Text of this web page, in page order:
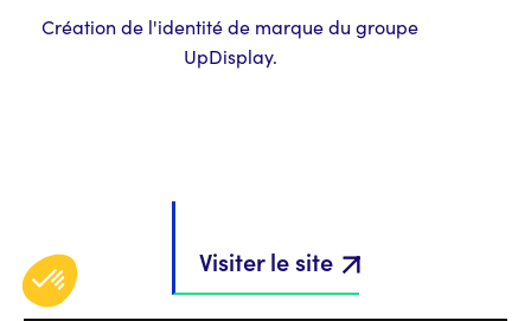
Création de l'identité de marque du groupe
UpDisplay.
Visiter le site 